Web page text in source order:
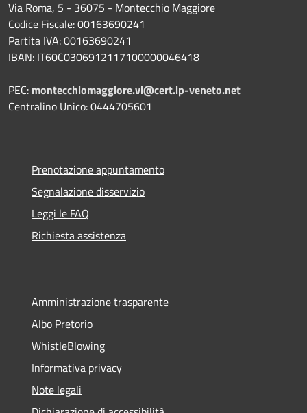
Via Roma, 5 - 36075 - Montecchio Maggiore
Codice Fiscale: 00163690241
Partita IVA: 00163690241
IBAN: IT60C0306912117100000046418
PEC: montecchiomaggiore.vi@cert.ip-veneto.net
Centralino Unico: 0444705601
Prenotazione appuntamento
Segnalazione disservizio
Leggi le FAQ
Richiesta assistenza
Amministrazione trasparente
Albo Pretorio
WhistleBlowing
Informativa privacy
Note legali